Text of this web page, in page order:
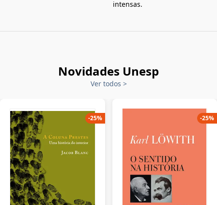
intensas.
Novidades Unesp
Ver todos >
-25% -25%